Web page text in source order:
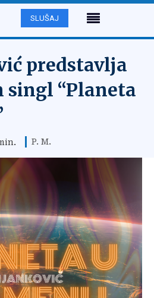
SLUŠAJ
predstavlja
singl “Planeta
P. M.